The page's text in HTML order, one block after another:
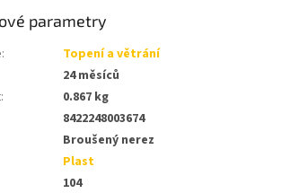
parametry
:
Topení a větrání
24 měsíců
:
0.867 kg
8422248003674
Broušený nerez
Plast
104